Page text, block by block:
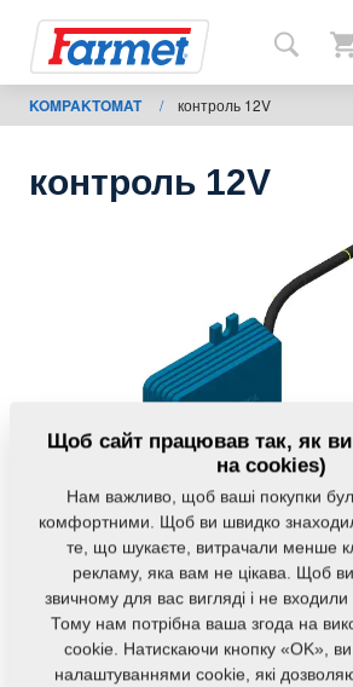
Назад
на
Магазин
Завантаження
KOMPAKTOMAT / контроль 12V
контроль 12V
Щоб сайт працював так, як ви
на cookies)
Нам важливо, щоб ваші покупки
комфортними. Щоб ви швидко
те, що шукаєте, витрачали менше
рекламу, яка вам не цікава. Щоб
звичному для вас вигляді і не
Тому нам потрібна ваша згода на
cookie. Натискаючи кнопку «OK», ви
налаштуваннями cookie, які